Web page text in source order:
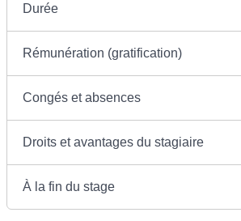
Durée
Rémunération (gratification)
Congés et absences
Droits et avantages du stagiaire
À la fin du stage